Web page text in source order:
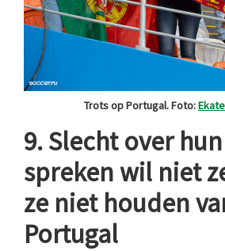
Trots op Portugal. Foto:
9. Slecht over
spreken wil niet
ze niet houden
Portugal